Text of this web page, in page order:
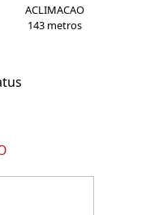
ACLIMACAO
143 metros